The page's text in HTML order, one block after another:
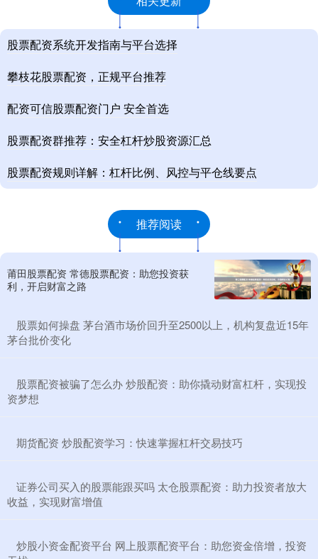
股票配资系统开发指南与平台选择
攀枝花股票配资，正规平台推荐
配资可信股票配资门户 安全首选
股票配资群推荐：安全杠杆炒股资源汇总
股票配资规则详解：杠杆比例、风控与平仓线要点
推荐阅读
莆田股票配资 常德股票配资：助您投资获
利，开启财富之路
​股票如何操盘 茅台酒市场价回升至2500以上，机构复盘近15年
茅台批价变化
​股票配资被骗了怎么办 炒股配资：助你撬动财富杠杆，实现投
资梦想
​期货配资 炒股配资学习：快速掌握杠杆交易技巧
​证券公司买入的股票能跟买吗 太仓股票配资：助力投资者放大
收益，实现财富增值
​炒股小资金配资平台 网上股票配资平台：助您资金倍增，投资